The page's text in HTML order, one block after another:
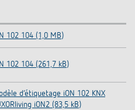
102 104 (1,0 MB)
102 104 (261,7 kB)
d‘étiquetage iON 102 KNX
iON2 (83,5 kB)